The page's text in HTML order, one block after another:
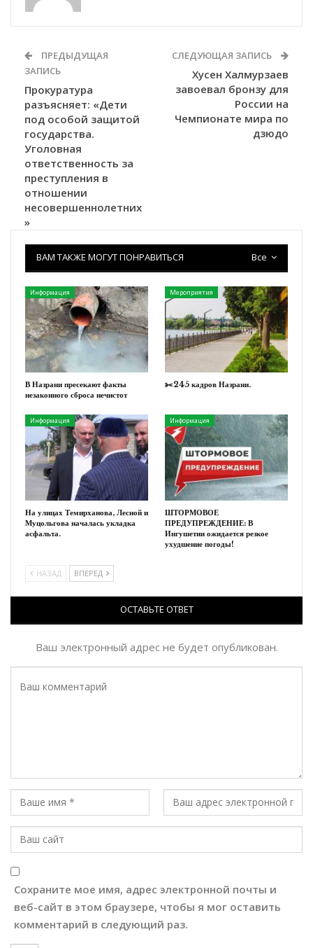
ПРЕДЫДУЩАЯ
ЗАПИСЬ
Прокуратура
разъясняет: «Дети
под особой защитой
государства.
Уголовная
ответственность за
преступления в
отношении
несовершеннолетних
»
СЛЕДУЮЩАЯ ЗАПИСЬ
Хусен Халмурзаев
завоевал бронзу для
России на
Чемпионате мира по
дзюдо
Все
ВАМ ТАКЖЕ МОГУТ ПОНРАВИТЬСЯ
Информация
В Назрани пресекают факты
незаконного сброса нечистот
Мероприятия
✂️245 кадров Назрани.
Информация
На улицах Темирханова, Лесной и
Муцольгова началась укладка
асфальта.
Информация
ШТОРМОВОЕ
ПРЕДУПРЕЖДЕНИЕ: В
Ингушетии ожидается резкое
ухудшение погоды!
НАЗАД ВПЕРЕД
ОСТАВЬТЕ ОТВЕТ
Ваш электронный адрес не будет опубликован.
Сохраните мое имя, адрес электронной почты и
веб-сайт в этом браузере, чтобы я мог оставить
комментарий в следующий раз.